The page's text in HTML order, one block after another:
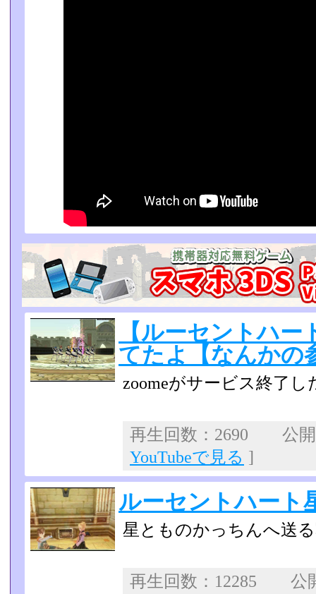
【ルーセントハ
てたよ【なんかの
zoomeがサービス終了し
再生回数：2690 公
YouTubeで見る ]
ルーセントハート
星とものかっちんへ送
再生回数：12285